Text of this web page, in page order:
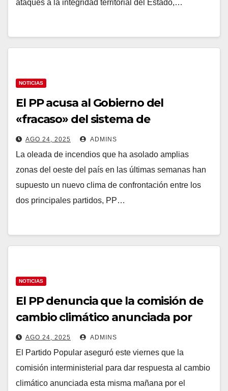
ataques a la integridad territorial del Estado,…
NOTICIAS
El PP acusa al Gobierno del
«fracaso» del sistema de
Protección Civil en los incendios y el
PSOE responde: «Su obsesión es
Sánchez»
AGO 24, 2025 ADMINS
La oleada de incendios que ha asolado amplias
zonas del oeste del país en las últimas semanas han
supuesto un nuevo clima de confrontación entre los
dos principales partidos, PP…
NOTICIAS
El PP denuncia que la comisión de
cambio climático anunciada por
Sánchez tiene ya 7 años: «Ineptitud
y propaganda»
AGO 24, 2025 ADMINS
El Partido Popular aseguró este viernes que la
comisión interministerial para dar respuesta al cambio
climático anunciada esta misma mañana por el